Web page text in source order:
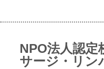
NPO法人認
サージ・リン